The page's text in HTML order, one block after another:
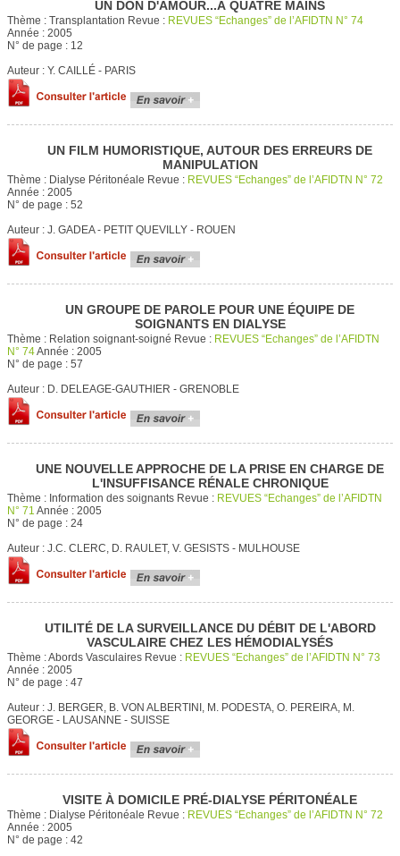
UN DON D'AMOUR...À QUATRE MAINS
Thème : Transplantation Revue : REVUES “Echanges” de l’AFIDTN N° 74
Année : 2005
N° de page : 12
Auteur : Y. CAILLÉ - PARIS
UN FILM HUMORISTIQUE, AUTOUR DES ERREURS DE
MANIPULATION
Thème : Dialyse Péritonéale Revue : REVUES “Echanges” de l’AFIDTN N° 72
Année : 2005
N° de page : 52
Auteur : J. GADEA - PETIT QUEVILLY - ROUEN
UN GROUPE DE PAROLE POUR UNE ÉQUIPE DE
SOIGNANTS EN DIALYSE
Thème : Relation soignant-soigné Revue : REVUES “Echanges” de l’AFIDTN
N° 74Année : 2005
N° de page : 57
Auteur : D. DELEAGE-GAUTHIER - GRENOBLE
UNE NOUVELLE APPROCHE DE LA PRISE EN CHARGE DE
L'INSUFFISANCE RÉNALE CHRONIQUE
Thème : Information des soignants Revue : REVUES “Echanges” de l’AFIDTN
N° 71 Année : 2005
N° de page : 24
Auteur : J.C. CLERC, D. RAULET, V. GESISTS - MULHOUSE
UTILITÉ DE LA SURVEILLANCE DU DÉBIT DE L'ABORD
VASCULAIRE CHEZ LES HÉMODIALYSÉS
Thème :Abords Vasculaires Revue : REVUES “Echanges” de l’AFIDTN N° 73
Année : 2005
N° de page : 47
Auteur : J. BERGER, B. VON ALBERTINI, M. PODESTA, O. PEREIRA, M.
GEORGE - LAUSANNE - SUISSE
VISITE À DOMICILE PRÉ-DIALYSE PÉRITONÉALE
Thème : Dialyse Péritonéale Revue : REVUES “Echanges” de l’AFIDTN N° 72
Année : 2005
N° de page : 42